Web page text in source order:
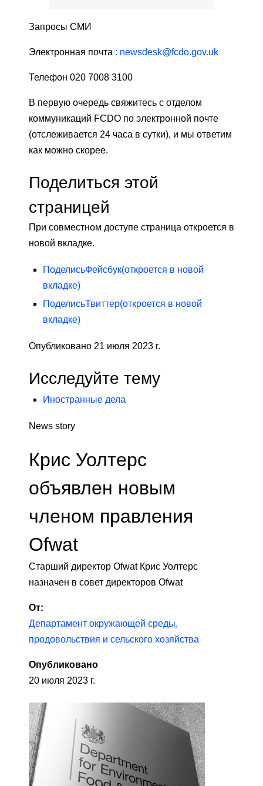
Запросы СМИ
Электронная почта : newsdesk@fcdo.gov.uk
Телефон 020 7008 3100
В первую очередь свяжитесь с отделом
коммуникаций FCDO по электронной почте
(отслеживается 24 часа в сутки), и мы ответим
как можно скорее.
Поделиться этой
страницей
При совместном доступе страница откроется в
новой вкладке.
ПоделисьФейсбук(откроется в новой
вкладке)
ПоделисьТвиттер(откроется в новой
вкладке)
Опубликовано 21 июля 2023 г.
Исследуйте тему
Иностранные дела
News story
Крис Уолтерс
объявлен новым
членом правления
Ofwat
Старший директор Ofwat Крис Уолтерс
назначен в совет директоров Ofwat
От:
Департамент окружающей среды,
продовольствия и сельского хозяйства
Опубликовано
20 июля 2023 г.